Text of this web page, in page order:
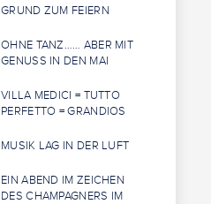
GRUND ZUM FEIERN
OHNE TANZ…… ABER MIT
GENUSS IN DEN MAI
VILLA MEDICI = TUTTO
PERFETTO = GRANDIOS
MUSIK LAG IN DER LUFT
EIN ABEND IM ZEICHEN
DES CHAMPAGNERS IM